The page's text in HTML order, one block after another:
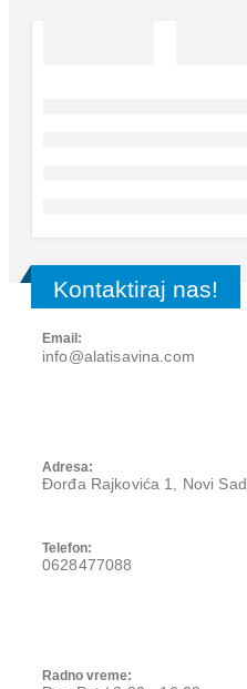
Kontaktiraj nas!
KONTAKT INFORMACIJE
Email:
info@alatisavina.com
Adresa:
Đorđa Rajkovića 1, Novi Sad
Telefon:
0628477088
Radno vreme: